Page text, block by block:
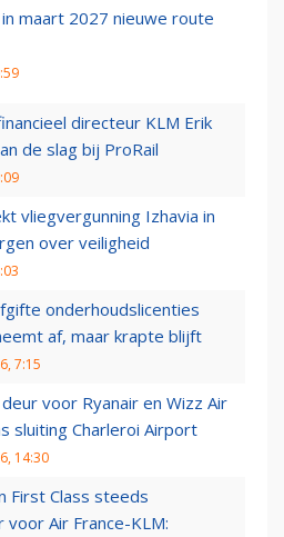
maart 2027 nieuwe route
directeur KLM Erik
de slag bij ProRail
vliegvergunning Izhavia in
over veiligheid
onderhoudslicenties
af, maar krapte blijft
7:15
voor Ryanair en Wizz Air
sluiting Charleroi Airport
14:30
First Class steeds
voor Air France-KLM: